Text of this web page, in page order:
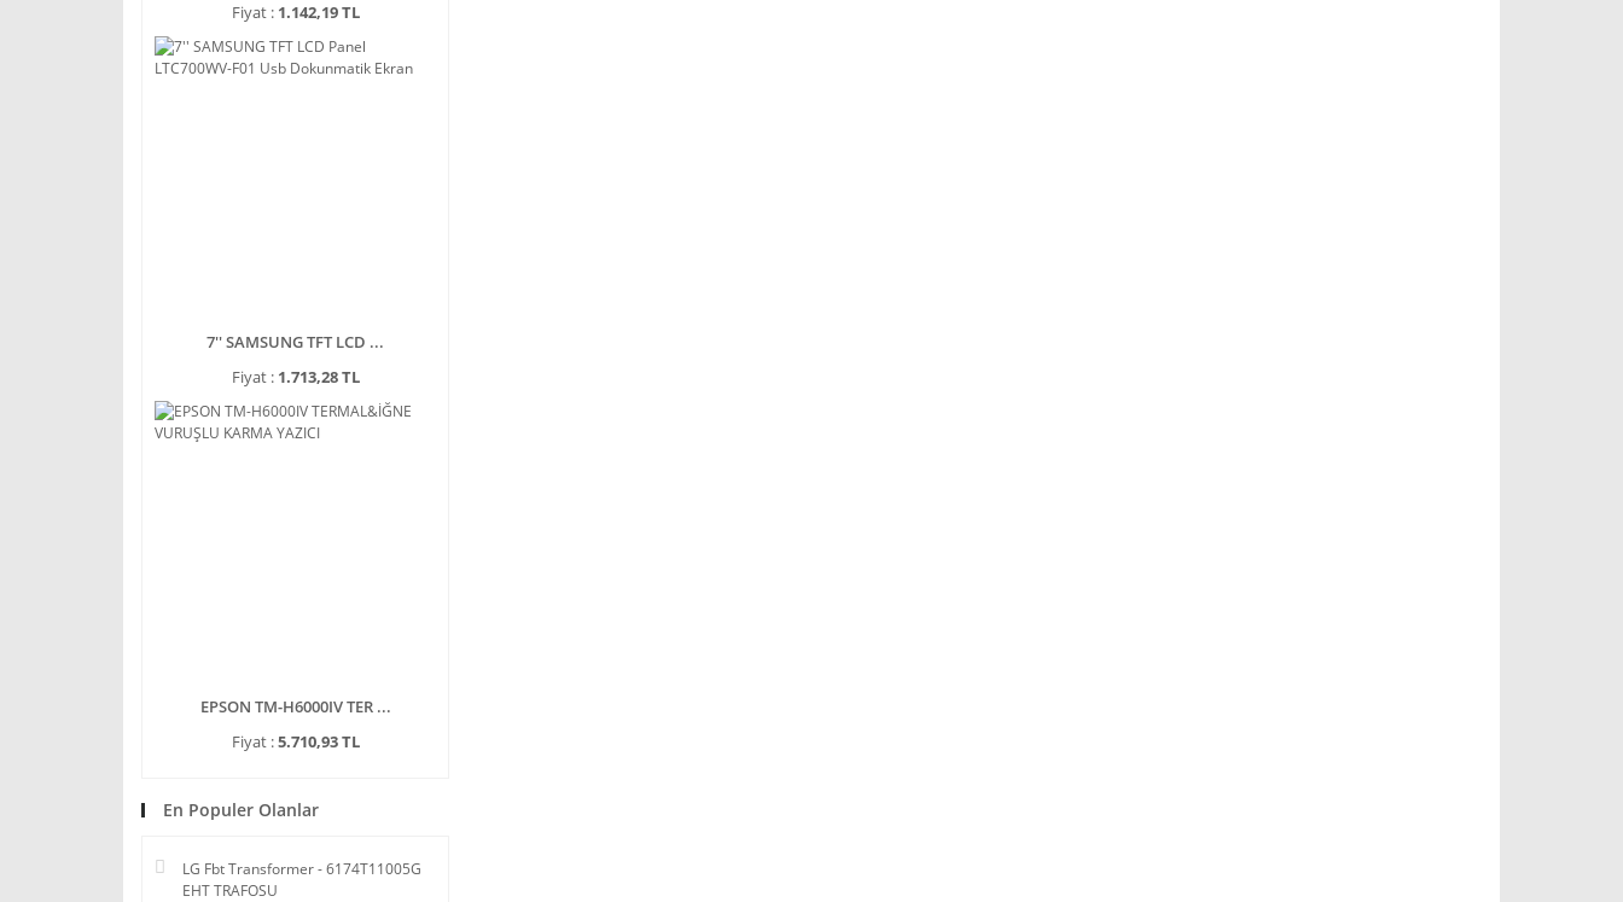
Fiyat : 1.142,19 TL
7'' SAMSUNG TFT LCD ...
Fiyat : 1.713,28 TL
EPSON TM-H6000IV TER ...
Fiyat :5.710,93 TL
En Populer Olanlar
LG Fbt Transformer - 6174T11005G
EHT TRAFOSU